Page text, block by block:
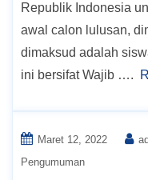
Republik Indonesia
awal calon lulusan,
dimaksud adalah
ini bersifat Wajib ….
Maret 12, 2022
Pengumuman